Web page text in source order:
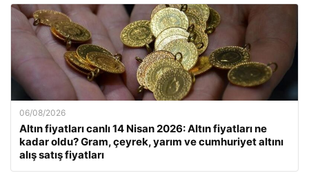
06/08/2026
Altın fiyatları canlı 14 Nisan 2026: Altın fiyatları ne
kadar oldu? Gram, çeyrek, yarım ve cumhuriyet altını
alış satış fiyatları